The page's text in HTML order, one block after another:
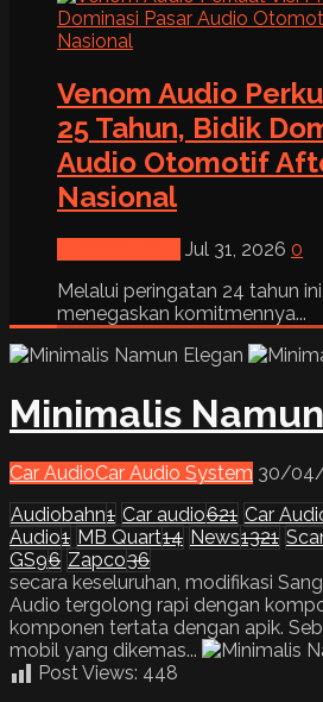
Venom Audio
25 Tahun, Bidik
Audio Otomotif
Nasional
Jul 31, 2026 0
Melalui peringatan 24 tahun
menegaskan komitmennya...
Minimalis
Car AudioCar Audio System 30/
Audiobahn1 Car audio621 Car
Audio1 MB Quart14 News1321
GS96 Zapco36
secara keseluruhan, modifikasi
Audio tergolong rapi dengan
komponen tertata dengan apik.
mobil yang dikemas...
Post Views: 448